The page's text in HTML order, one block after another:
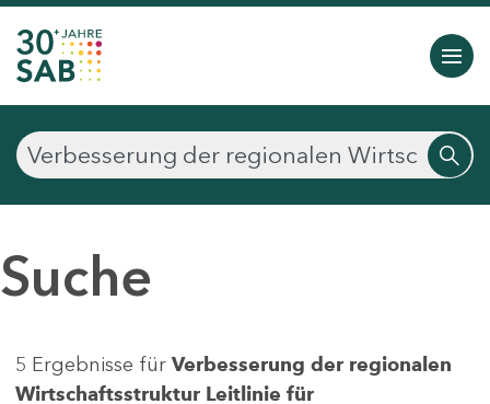
Suche
5 Ergebnisse für Verbesserung der regionalen
Wirtschaftsstruktur Leitlinie für